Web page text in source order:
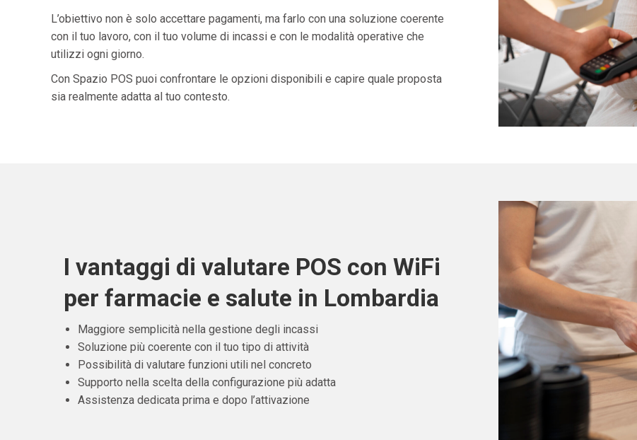
L’obiettivo non è solo accettare pagamenti, ma farlo con una soluzione coerente
con il tuo lavoro, con il tuo volume di incassi e con le modalità operative che
utilizzi ogni giorno.
Con Spazio POS puoi confrontare le opzioni disponibili e capire quale proposta
sia realmente adatta al tuo contesto.
I vantaggi di valutare POS con WiFi
per farmacie e salute in Lombardia
Maggiore semplicità nella gestione degli incassi
Soluzione più coerente con il tuo tipo di attività
Possibilità di valutare funzioni utili nel concreto
Supporto nella scelta della configurazione più adatta
Assistenza dedicata prima e dopo l’attivazione